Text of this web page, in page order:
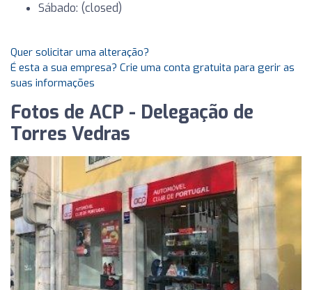
Sábado: (closed)
Quer solicitar uma alteração?
É esta a sua empresa? Crie uma conta gratuita para gerir as
suas informações
Fotos de ACP - Delegação de
Torres Vedras